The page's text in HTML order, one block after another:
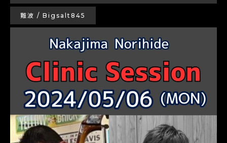
難波 / Bigsalt845